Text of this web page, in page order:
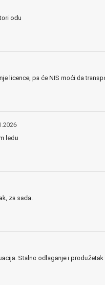
odu
licence, pa će NIS moći da
ledu
za sada.
Stalno odlaganje i produžetak